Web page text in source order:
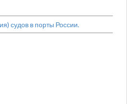
судов в порты России.